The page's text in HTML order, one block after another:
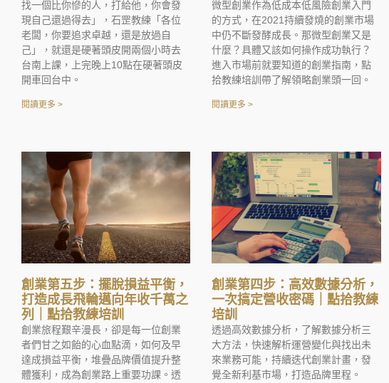
找一個比你慘的人，打給他，你會發
現自己還過得去」，石罡教練「各位
老闆，你要追求卓越，還是放過自
己」，就還是硬著頭皮開兩個小時去
台南上課，上完晚上10點在硬著頭皮
開車回台中。
閱讀更多 >
微型創業作為低成本低風險創業入門
的方式，在2021持續發燒的創業市場
中仍不斷發酵成長。那微型創業又是
什麼？具體又該如何操作成功執行？
進入市場前就要知道的創業指南，點
拾教練培訓帶了解領略創業頭一回。
閱讀更多 >
創業第五步：擺脫損益平衡，
打造成長飛輪邁向年收千萬之
列｜點拾教練培訓
創業旅程艱辛漫長，卻是每一位創業
者們甘之如飴的心血點滴，如何及早
達成損益平衡，堆疊品牌價值提升整
體獲利，成為創業路上重要功課。透
創業第四步：高效數據分析，
一次搞定營收密碼｜點拾教練
培訓
透過高效數據分析，了解數據分析三
大方法，快速解析運營變化與找出未
來業務可能，持續迭代創業計畫，發
覺全新利基市場，打造品牌里程。